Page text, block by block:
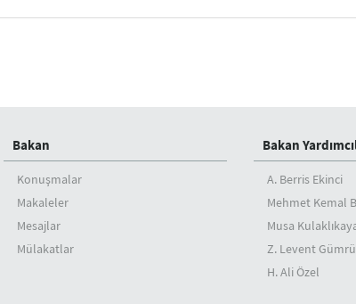
Bakan
Konuşmalar
Makaleler
Mesajlar
Mülakatlar
Bakan
A. Berris Ekinci
Mehmet Kemal
Musa
Z. Levent
H. Ali Özel